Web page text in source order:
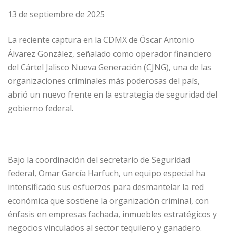
13 de septiembre de 2025
La reciente captura en la CDMX de Óscar Antonio
Álvarez González, señalado como operador financiero
del Cártel Jalisco Nueva Generación (CJNG), una de las
organizaciones criminales más poderosas del país,
abrió un nuevo frente en la estrategia de seguridad del
gobierno federal.
Bajo la coordinación del secretario de Seguridad
federal, Omar García Harfuch, un equipo especial ha
intensificado sus esfuerzos para desmantelar la red
económica que sostiene la organización criminal, con
énfasis en empresas fachada, inmuebles estratégicos y
negocios vinculados al sector tequilero y ganadero.